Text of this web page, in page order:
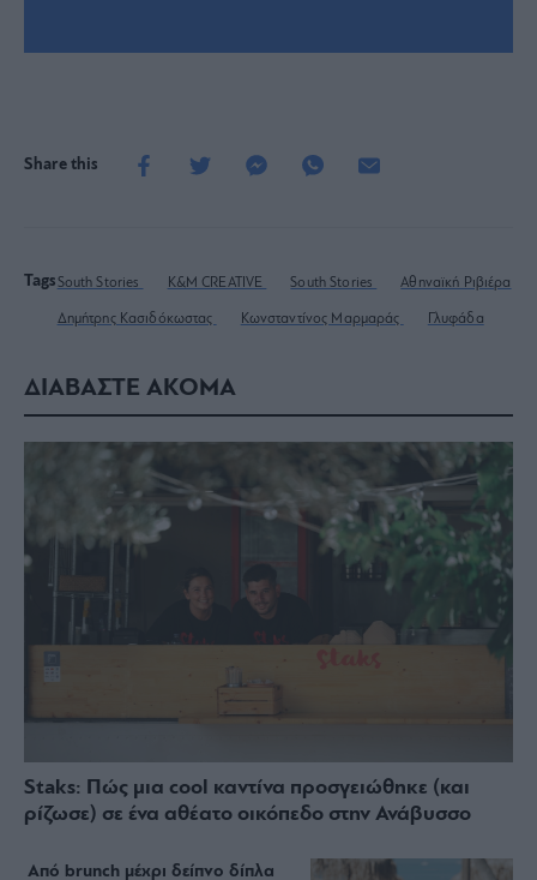
Share this
TagsSouth Stories K&M CREATIVE South Stories Αθηναϊκή Ριβιέρα
Δημήτρης Κασιδόκωστας Κωνσταντίνος Μαρμαράς Γλυφάδα
ΔΙΑΒΑΣΤΕ ΑΚΟΜΑ
Staks: Πώς μια cool καντίνα προσγειώθηκε (και
ρίζωσε) σε ένα αθέατο οικόπεδο στην Ανάβυσσο
Από brunch μέχρι δείπνο δίπλα